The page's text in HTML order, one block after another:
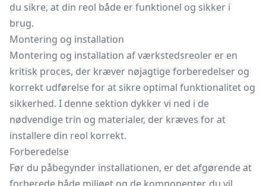
du sikre, at din reol både er funktionel og sikker i
brug.
Montering og installation
Montering og installation af værkstedsreoler er en
kritisk proces, der kræver nøjagtige forberedelser og
korrekt udførelse for at sikre optimal funktionalitet og
sikkerhed. I denne sektion dykker vi ned i de
nødvendige trin og materialer, der kræves for at
installere din reol korrekt.
Forberedelse
Før du påbegynder installationen, er det afgørende at